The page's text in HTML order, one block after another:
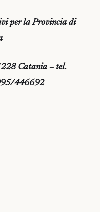
per la Provincia di
Catania – tel.
446692